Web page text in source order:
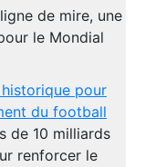
de mire, une
le Mondial
historique pour
du football
de 10 milliards
renforcer le